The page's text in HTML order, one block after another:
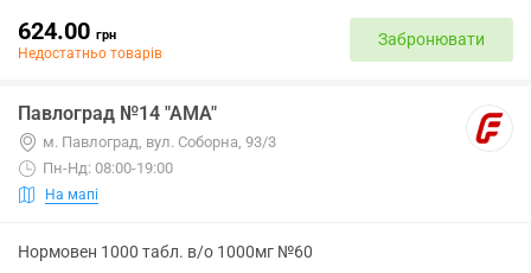
624.00 грн
Недостатньо товарів
Забронювати
Павлоград №14 "АМА"
м. Павлоград, вул. Соборна, 93/3
Пн-Нд: 08:00-19:00
На мапі
Нормовен 1000 табл. в/о 1000мг №60